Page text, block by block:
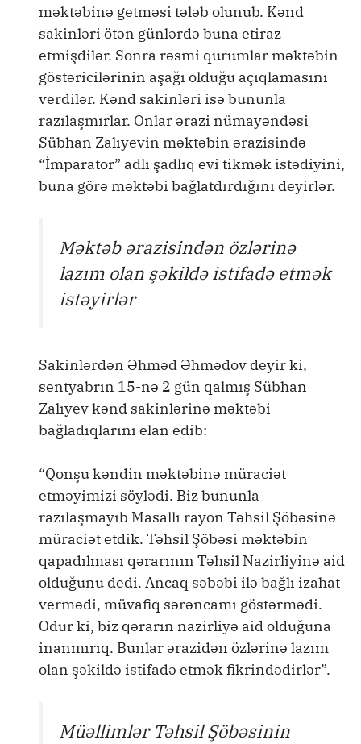
məktəbinə getməsi tələb olunub. Kənd
sakinləri ötən günlərdə buna etiraz
etmişdilər. Sonra rəsmi qurumlar məktəbin
göstəricilərinin aşağı olduğu açıqlamasını
verdilər. Kənd sakinləri isə bununla
razılaşmırlar. Onlar ərazi nümayəndəsi
Sübhan Zalıyevin məktəbin ərazisində
“İmparator” adlı şadlıq evi tikmək istədiyini,
buna görə məktəbi bağlatdırdığını deyirlər.
Məktəb ərazisindən özlərinə
lazım olan şəkildə istifadə etmək
istəyirlər
Sakinlərdən Əhməd Əhmədov deyir ki,
sentyabrın 15-nə 2 gün qalmış Sübhan
Zalıyev kənd sakinlərinə məktəbi
bağladıqlarını elan edib:
“Qonşu kəndin məktəbinə müraciət
etməyimizi söylədi. Biz bununla
razılaşmayıb Masallı rayon Təhsil Şöbəsinə
müraciət etdik. Təhsil Şöbəsi məktəbin
qapadılması qərarının Təhsil Nazirliyinə aid
olduğunu dedi. Ancaq səbəbi ilə bağlı izahat
vermədi, müvafiq sərəncamı göstərmədi.
Odur ki, biz qərarın nazirliyə aid olduğuna
inanmırıq. Bunlar ərazidən özlərinə lazım
olan şəkildə istifadə etmək fikrindədirlər”.
Müəllimlər Təhsil Şöbəsinin